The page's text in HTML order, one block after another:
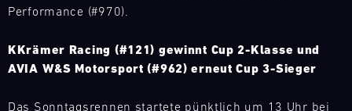
und
vor
Ort
zu
Unser
überall
Bild
Ihr
GT
Entscheiden
12.08.
13.08.
Performance (#970).
KKrämer Racing (#121) gewinnt Cup 2-Klasse und
AVIA W&S Motorsport (#962) erneut Cup 3-Sieger
Das Sonntagsrennen startete pünktlich um 13 Uhr bei